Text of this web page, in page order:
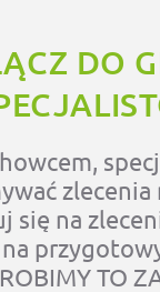
DO
zlecenia
się na
na
TO